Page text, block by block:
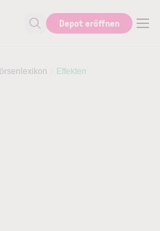
Suche nach Aktie, Autor...
Depot eröffnen
Effekten